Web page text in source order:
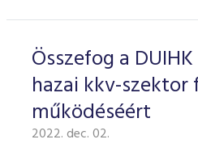
Összefog a DUIHK
hazai kkv-
működéséért
2022. dec. 02.